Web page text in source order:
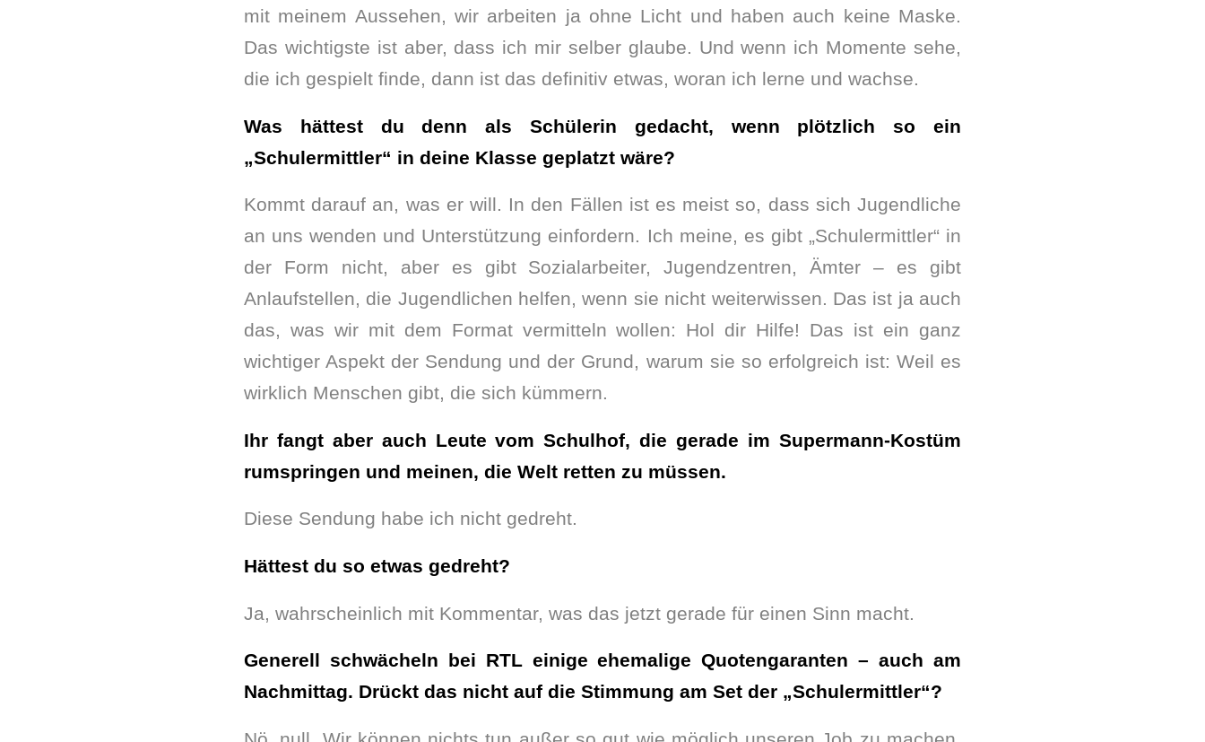
mit meinem Aussehen, wir arbeiten ja ohne Licht und haben auch keine Maske.
Das wichtigste ist aber, dass ich mir selber glaube. Und wenn ich Momente sehe,
die ich gespielt finde, dann ist das definitiv etwas, woran ich lerne und wachse.
Was hättest du denn als Schülerin gedacht, wenn plötzlich so ein
„Schulermittler“ in deine Klasse geplatzt wäre?
Kommt darauf an, was er will. In den Fällen ist es meist so, dass sich Jugendliche
an uns wenden und Unterstützung einfordern. Ich meine, es gibt „Schulermittler“ in
der Form nicht, aber es gibt Sozialarbeiter, Jugendzentren, Ämter – es gibt
Anlaufstellen, die Jugendlichen helfen, wenn sie nicht weiterwissen. Das ist ja auch
das, was wir mit dem Format vermitteln wollen: Hol dir Hilfe! Das ist ein ganz
wichtiger Aspekt der Sendung und der Grund, warum sie so erfolgreich ist: Weil es
wirklich Menschen gibt, die sich kümmern.
Ihr fangt aber auch Leute vom Schulhof, die gerade im Supermann-Kostüm
rumspringen und meinen, die Welt retten zu müssen.
Diese Sendung habe ich nicht gedreht.
Hättest du so etwas gedreht?
Ja, wahrscheinlich mit Kommentar, was das jetzt gerade für einen Sinn macht.
Generell schwächeln bei RTL einige ehemalige Quotengaranten – auch am
Nachmittag. Drückt das nicht auf die Stimmung am Set der „Schulermittler“?